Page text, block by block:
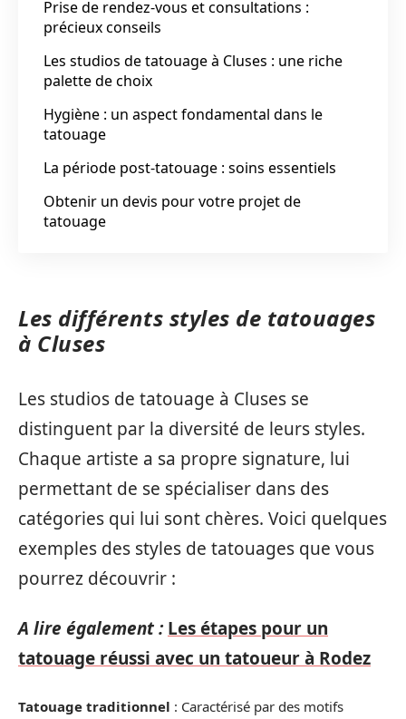
Prise de rendez-vous et consultations :
précieux conseils
Les studios de tatouage à Cluses : une riche
palette de choix
Hygiène : un aspect fondamental dans le
tatouage
La période post-tatouage : soins essentiels
Obtenir un devis pour votre projet de
tatouage
Les différents styles de tatouages
à Cluses
Les studios de tatouage à Cluses se
distinguent par la diversité de leurs styles.
Chaque artiste a sa propre signature, lui
permettant de se spécialiser dans des
catégories qui lui sont chères. Voici quelques
exemples des styles de tatouages que vous
pourrez découvrir :
A lire également : Les étapes pour un
tatouage réussi avec un tatoueur à Rodez
Tatouage traditionnel : Caractérisé par des motifs